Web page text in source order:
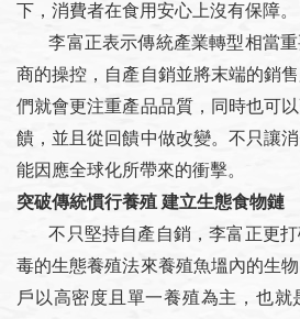
下，消費者在食用安心上沒有保障。
李富正表示傳統產業轉型相當重
商的操控，自產自銷並將末端的銷
們就會更注重產品品質，同時也可
饋，並且從回饋中做改變。不只讓
能因應全球化所帶來的衝擊。
突破傳統慣行養殖 建立生態食物鏈
不只堅持自產自銷，李富正更打
毒的生態養殖法來養殖魚塭內的生
戶以高密度且單一養殖為主，也就